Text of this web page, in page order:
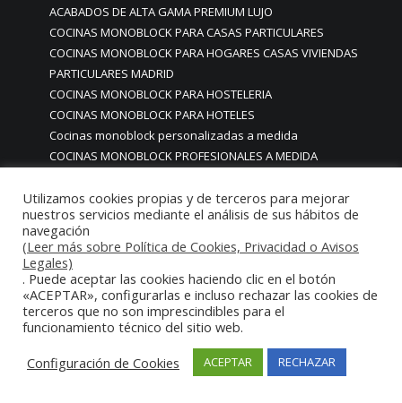
ACABADOS DE ALTA GAMA PREMIUM LUJO
COCINAS MONOBLOCK PARA CASAS PARTICULARES
COCINAS MONOBLOCK PARA HOGARES CASAS VIVIENDAS
PARTICULARES MADRID
COCINAS MONOBLOCK PARA HOSTELERIA
COCINAS MONOBLOCK PARA HOTELES
Cocinas monoblock personalizadas a medida
COCINAS MONOBLOCK PROFESIONALES A MEDIDA
COCINAS MONOBLOCK Y BARRAS A MEDIDA RESTAURANTES
MADRIDD
Cocinas para chef amateur
COCINAS PARA COMEDORES EMPRESAS
cocinas para comedores escolares
COCINAS PARA FOODTRUCKS FOOD TRUCK
COCINAS PARA HOSTELERÍA O PARA HOGARES
COCINAS PARA HOTELES BUFFETS
Utilizamos cookies propias y de terceros para mejorar
nuestros servicios mediante el análisis de sus hábitos de
navegación
(Leer más sobre Política de Cookies, Privacidad o Avisos
Legales)
. Puede aceptar las cookies haciendo clic en el botón
«ACEPTAR», configurarlas e incluso rechazar las cookies de
terceros que no son imprescindibles para el
funcionamiento técnico del sitio web.
Configuración de Cookies
ACEPTAR RECHAZAR